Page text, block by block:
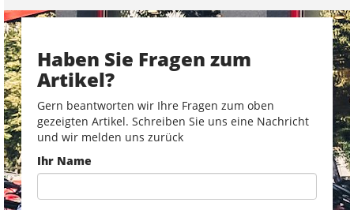
Haben Sie Fragen zum
Artikel?
Gern beantworten wir Ihre Fragen zum oben
gezeigten Artikel. Schreiben Sie uns eine Nachricht
und wir melden uns zurück
Ihr Name